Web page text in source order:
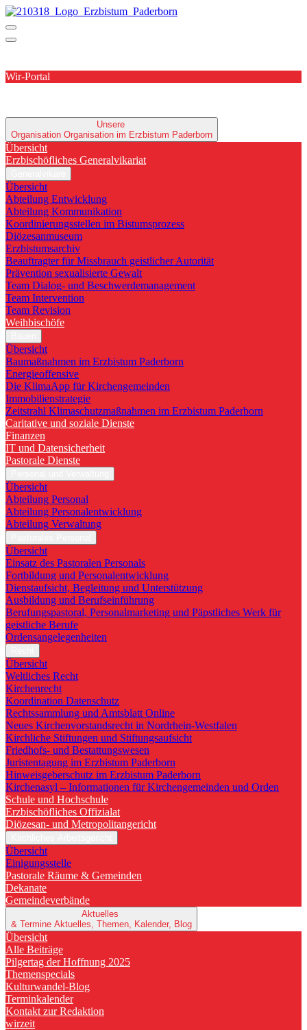
Wir-Portal
Unsere
Organisation Organisation im Erzbistum Paderborn
Übersicht
Erzbischöfliches Generalvikariat
Übersicht
Abteilung Entwicklung
Abteilung Kommunikation
Koordinierungsstellen im Bistumsprozess
Diözesanmuseum
Erzbistumsarchiv
Beauftragter für Missbrauch geistlicher Autorität
Prävention sexualisierte Gewalt
Team Dialog- und Beschwerdemanagement
Team Intervention
Team Revision
Weihbischöfe
Übersicht
Baumaßnahmen im Erzbistum Paderborn
Energieoffensive
Die KlimaApp für Kirchengemeinden
Immobilienstrategie
Zeitstrahl Klimaschutzmaßnahmen im Erzbistum Paderborn
Caritative und soziale Dienste
Finanzen
IT und Datensicherheit
Pastorale Dienste
Übersicht
Abteilung Personal
Abteilung Personalentwicklung
Abteilung Verwaltung
Übersicht
Einsatz des Pastoralen Personals
Fortbildung und Personalentwicklung
Dienstaufsicht, Begleitung und Unterstützung
Ausbildung und Berufseinführung
Berufungspastoral, Personalmarketing und Päpstliches Werk für
geistliche Berufe
Ordensangelegenheiten
Übersicht
Weltliches Recht
Kirchenrecht
Koordination Datenschutz
Rechtssammlung und Amtsblatt Online
Neues Kirchenvorstandsrecht in Nordrhein-Westfalen
Kirchliche Stiftungen und Stiftungsaufsicht
Friedhofs- und Bestattungswesen
Juristentagung im Erzbistum Paderborn
Hinweisgeberschutz im Erzbistum Paderborn
Kirchenasyl – Informationen für Kirchengemeinden und Orden
Schule und Hochschule
Erzbischöfliches Offizialat
Diözesan- und Metropolitangericht
Übersicht
Einigungsstelle
Pastorale Räume & Gemeinden
Dekanate
Gemeindeverbände
Aktuelles
& Termine Aktuelles, Themen, Kalender, Blog
Übersicht
Alle Beiträge
Pilgertag der Hoffnung 2025
Themenspecials
Kulturwandel-Blog
Terminkalender
Kontakt zur Redaktion
wirzeit